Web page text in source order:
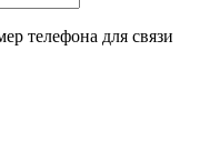
телефона для связи